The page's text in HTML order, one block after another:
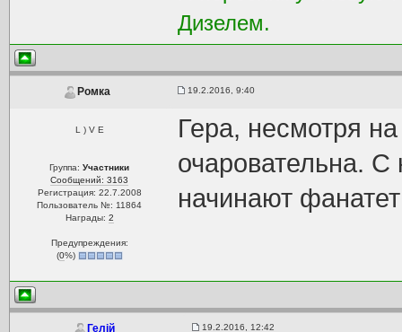
Дизелем.
Ромка 19.2.2016, 9:40
L ) V E
Группа:Участники
Сообщений: 3163
Регистрация: 22.7.2008
Пользователь №: 11864
Награды: 2
Предупреждения:
(0%)
Гера, несмотря
очаровательна.
начинают
Гелій 19.2.2016, 12:42